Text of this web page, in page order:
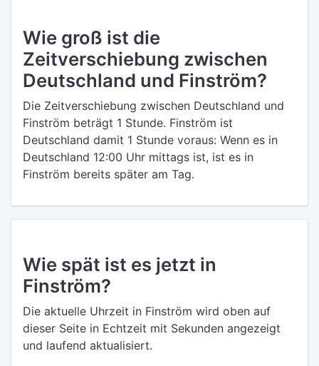
Wie groß ist die
Zeitverschiebung zwischen
Deutschland und Finström?
Die Zeitverschiebung zwischen Deutschland und
Finström beträgt 1 Stunde. Finström ist
Deutschland damit 1 Stunde voraus: Wenn es in
Deutschland 12:00 Uhr mittags ist, ist es in
Finström bereits später am Tag.
Wie spät ist es jetzt in
Finström?
Die aktuelle Uhrzeit in Finström wird oben auf
dieser Seite in Echtzeit mit Sekunden angezeigt
und laufend aktualisiert.